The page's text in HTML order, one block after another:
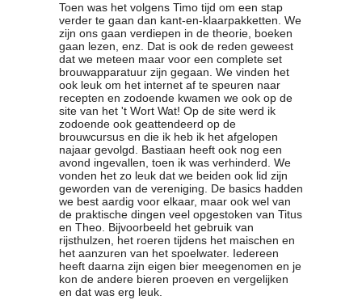
Toen was het volgens Timo tijd om een stap
verder te gaan dan kant-en-klaarpakketten. We
zijn ons gaan verdiepen in de theorie, boeken
gaan lezen, enz. Dat is ook de reden geweest
dat we meteen maar voor een complete set
brouwapparatuur zijn gegaan. We vinden het
ook leuk om het internet af te speuren naar
recepten en zodoende kwamen we ook op de
site van het 't Wort Wat! Op de site werd ik
zodoende ook geattendeerd op de
brouwcursus en die ik heb ik het afgelopen
najaar gevolgd. Bastiaan heeft ook nog een
avond ingevallen, toen ik was verhinderd. We
vonden het zo leuk dat we beiden ook lid zijn
geworden van de vereniging. De basics hadden
we best aardig voor elkaar, maar ook wel van
de praktische dingen veel opgestoken van Titus
en Theo. Bijvoorbeeld het gebruik van
rijsthulzen, het roeren tijdens het maischen en
het aanzuren van het spoelwater. Iedereen
heeft daarna zijn eigen bier meegenomen en je
kon de andere bieren proeven en vergelijken
en dat was erg leuk.